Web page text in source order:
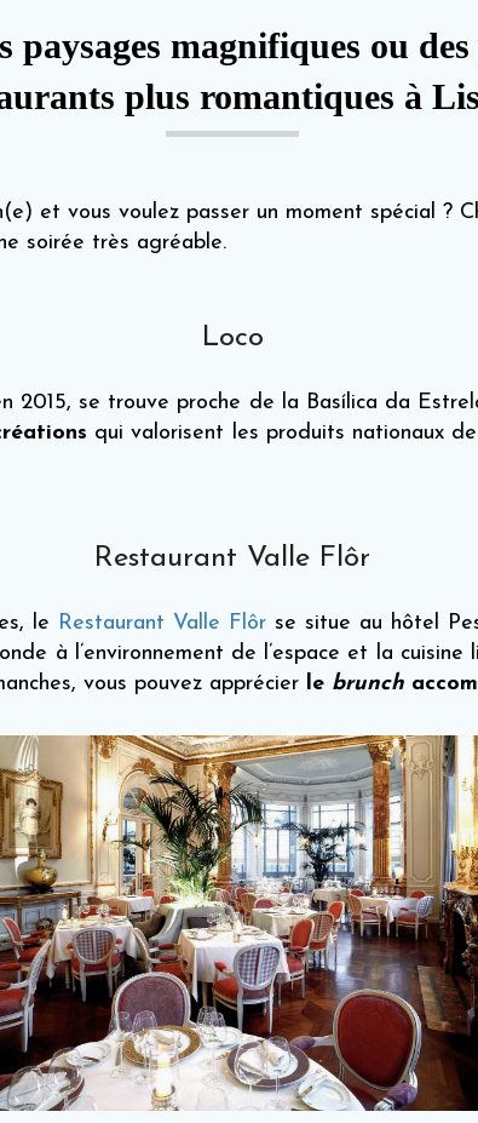
paysages magnifiques ou
plus romantiques à
et vous voulez passer un moment spécial ?
soirée très agréable.
Loco
2015, se trouve proche de la Basílica da
qui valorisent les produits nationaux
Restaurant Valle Flôr
le Restaurant Valle Flôr se situe au hôtel
à l’environnement de l’espace et la
vous pouvez apprécier le brunch